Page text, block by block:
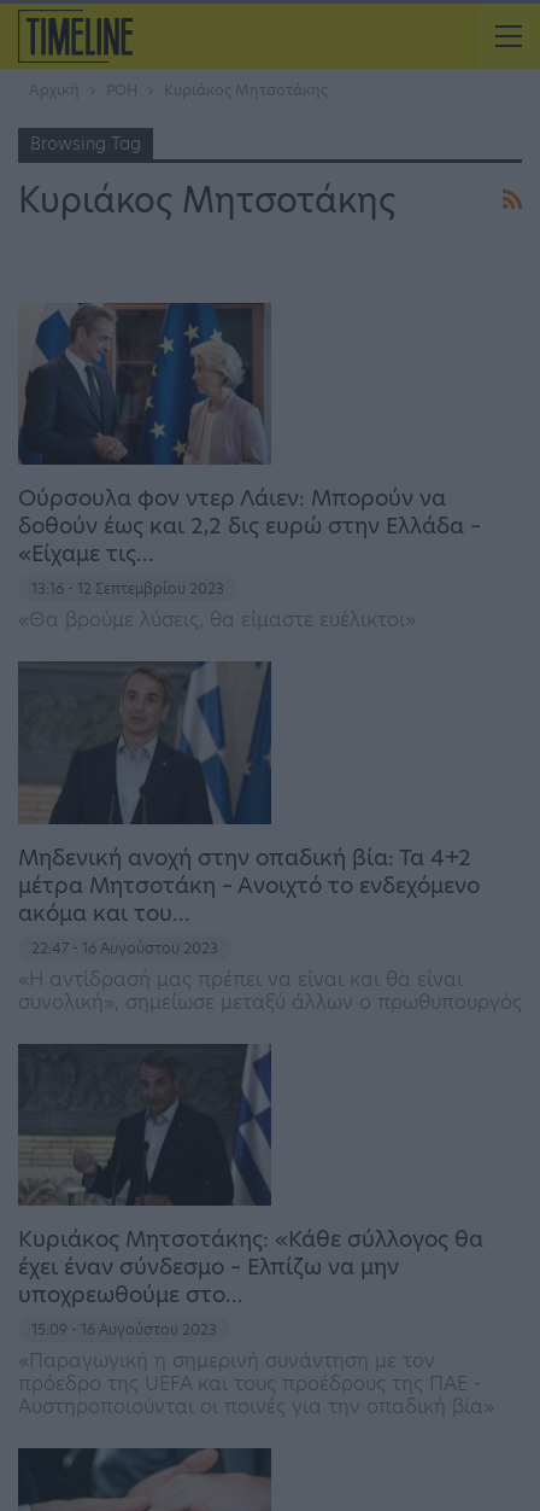
Αρχική ΡΟΗ Κυριάκος Μητσοτάκης
Browsing Tag
Κυριάκος Μητσοτάκης
Ούρσουλα φον ντερ Λάιεν: Μπορούν να
δοθούν έως και 2,2 δις ευρώ στην Ελλάδα –
«Είχαμε τις…
13:16 - 12 Σεπτεμβρίου 2023
«Θα βρούμε λύσεις, θα είμαστε ευέλικτοι»
Μηδενική ανοχή στην οπαδική βία: Τα 4+2
μέτρα Μητσοτάκη – Ανοιχτό το ενδεχόμενο
ακόμα και του…
22:47 - 16 Αυγούστου 2023
«Η αντίδρασή μας πρέπει να είναι και θα είναι
συνολική», σημείωσε μεταξύ άλλων ο πρωθυπουργός
Κυριάκος Μητσοτάκης: «Κάθε σύλλογος θα
έχει έναν σύνδεσμο – Ελπίζω να μην
υποχρεωθούμε στο…
15:09 - 16 Αυγούστου 2023
«Παραγωγική η σημερινή συνάντηση με τον
πρόεδρο της UEFA και τους προέδρους της ΠΑΕ -
Αυστηροποιούνται οι ποινές για την οπαδική βία»